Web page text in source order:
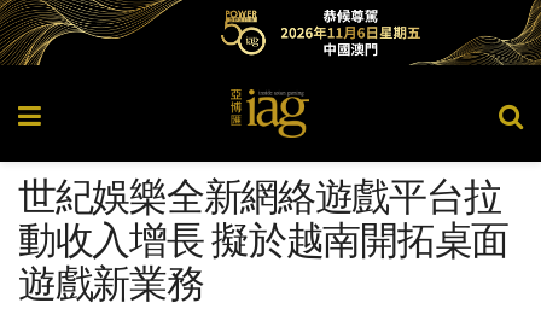
世紀娛樂全新網絡遊戲平台拉
動收入增長 擬於越南開拓桌面
遊戲新業務